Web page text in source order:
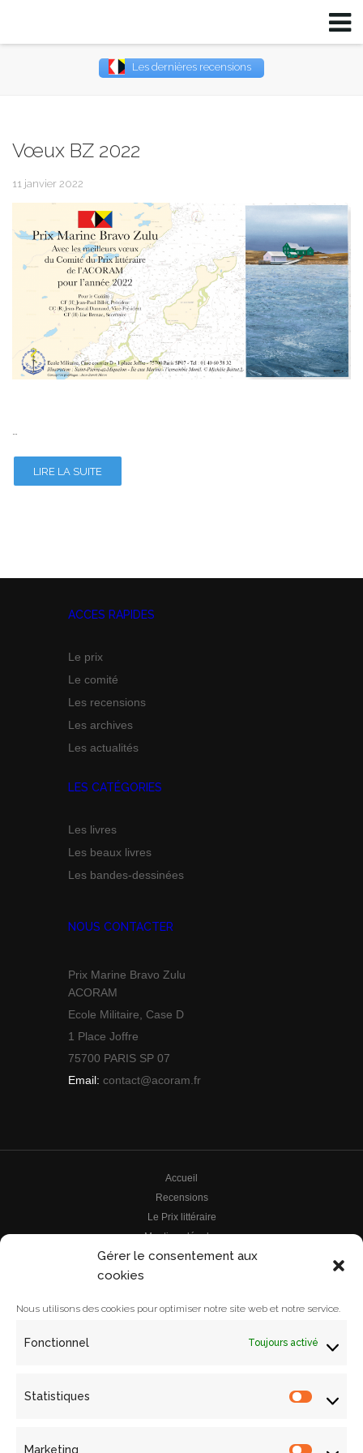
Gérer le consentement aux
cookies
Nous utilisons des cookies pour optimiser notre site web et notre service.
Fonctionnel Toujours activé
Statistiques
Marketing
Les dernières recensions
Vœux BZ 2022
11 janvier 2022
…
LIRE LA SUITE
ACCES RAPIDES
Le prix
Le comité
Les recensions
Les archives
Les actualités
LES CATÉGORIES
Les livres
Les beaux livres
Les bandes-dessinées
NOUS CONTACTER
Prix Marine Bravo Zulu
ACORAM
Ecole Militaire, Case D
1 Place Joffre
75700 PARIS SP 07
Email: contact@acoram.fr
Accueil
Recensions
Le Prix littéraire
Mentions légales
Le prix
Le comité